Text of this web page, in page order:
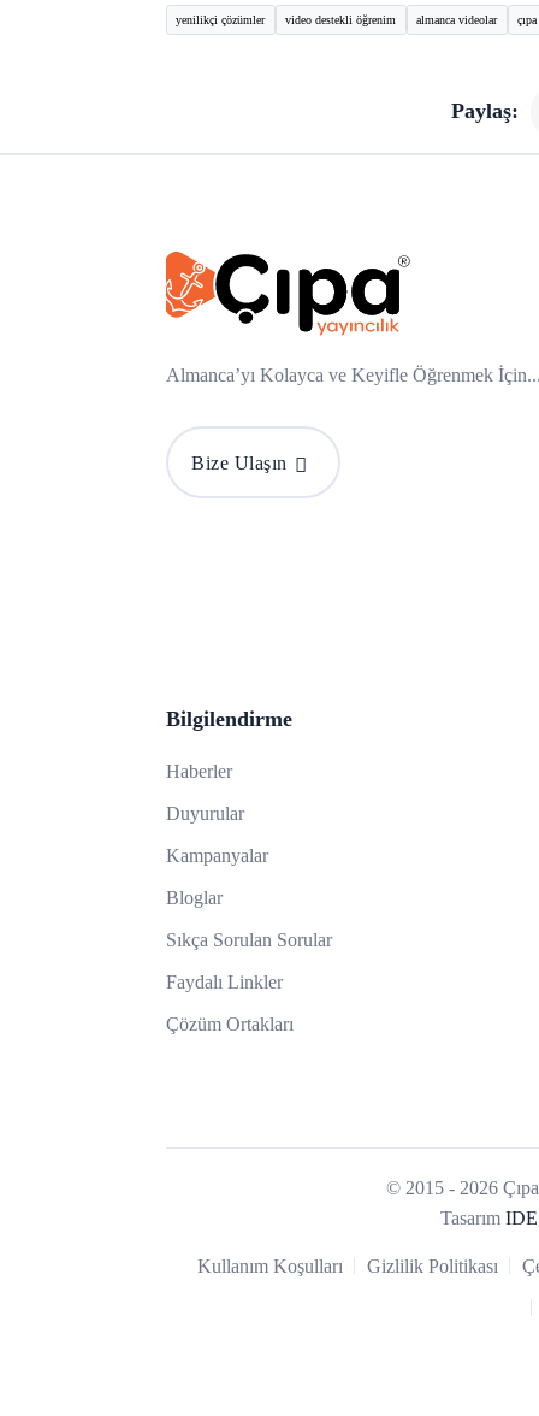
yenilikçi çözümler video destekli öğrenim almanca videolar
Paylaş:
Almanca’yı Kolayca ve Keyifle Öğrenmek
Bize Ulaşın
Bilgilendirme
Haberler
Duyurular
Kampanyalar
Bloglar
Sıkça Sorulan Sorular
Faydalı Linkler
Çözüm Ortakları
© 2015 - 2026 Çıpa
Tasarım
Kullanım Koşulları Gizlilik Politikası